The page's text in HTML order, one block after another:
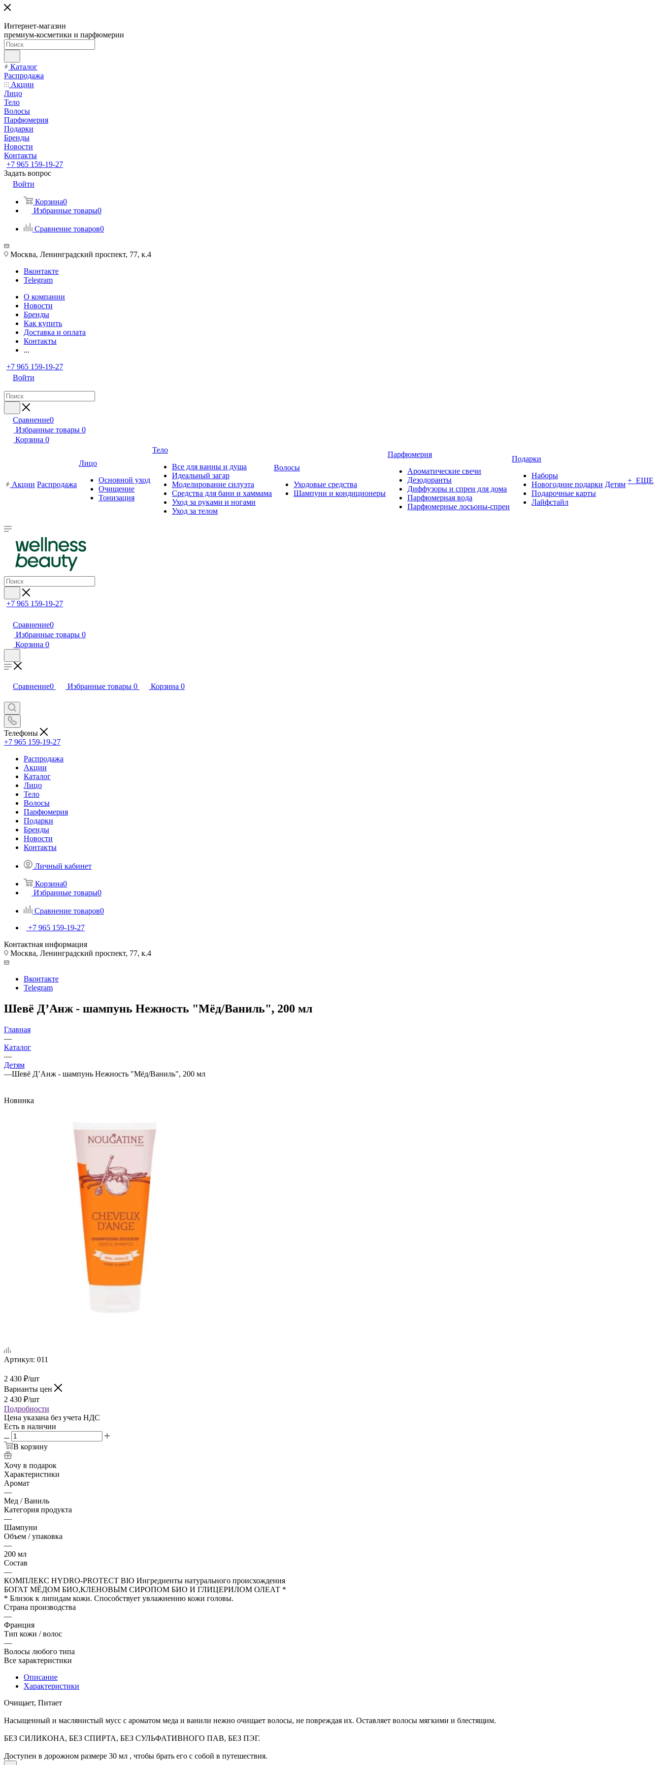
Интернет-магазин
премиум-косметики и парфюмерии
Каталог
Распродажа
Акции
Лицо
Тело
Волосы
Парфюмерия
Подарки
Бренды
Новости
Контакты
+7 965 159-19-27
Задать вопрос
Войти
Корзина0
Избранные товары0
Сравнение товаров0
Москва, Ленинградский проспект, 77, к.4
Вконтакте
Telegram
О компании
Новости
Бренды
Как купить
Доставка и оплата
Контакты
...
+7 965 159-19-27
Войти
Сравнение0
Избранные товары 0
Корзина 0
Акции Распродажа
Лицо
Основной уход
Очищение
Тонизация
Тело
Все для ванны и душа
Идеальный загар
Моделирование силуэта
Средства для бани и хаммама
Уход за руками и ногами
Уход за телом
Волосы
Уходовые средства
Шампуни и кондиционеры
Парфюмерия
Ароматические свечи
Дезодоранты
Диффузоры и спреи для дома
Парфюмерная вода
Парфюмерные лосьоны-спреи
Подарки
Наборы
Новогодние подарки
Подарочные карты
Лайфстайл
Детям + ЕЩЕ
+7 965 159-19-27
Сравнение0
Избранные товары 0
Корзина 0
Сравнение0 Избранные товары 0 Корзина 0
Телефоны
+7 965 159-19-27
Распродажа
Акции
Каталог
Лицо
Тело
Волосы
Парфюмерия
Подарки
Бренды
Новости
Контакты
Личный кабинет
Корзина0
Избранные товары0
Сравнение товаров0
+7 965 159-19-27
Контактная информация
Москва, Ленинградский проспект, 77, к.4
Вконтакте
Telegram
Шевё Д’Анж - шампунь Нежность "Мёд/Ваниль", 200 мл
Главная
—
Каталог
—
Детям
—Шевё Д’Анж - шампунь Нежность "Мёд/Ваниль", 200 мл
Новинка
Артикул: 011
2 430 ₽/шт
Варианты цен
2 430 ₽/шт
Подробности
Цена указана без учета НДС
Есть в наличии
В корзину
Хочу в подарок
Характеристики
Аромат
—
Мед / Ваниль
Категория продукта
—
Шампуни
Объем / упаковка
—
200 мл
Состав
—
КОМПЛЕКС HYDRO-PROTECT BIO Ингредиенты натурального происхождения
БОГАТ МЁДОМ БИО,КЛЕНОВЫМ СИРОПОМ БИО И ГЛИЦЕРИЛОМ ОЛЕАТ *
* Близок к липидам кожи. Способствует увлажнению кожи головы.
Страна производства
—
Франция
Тип кожи / волос
—
Волосы любого типа
Все характеристики
Описание
Характеристики
Очищает, Питает
Насыщенный и маслянистый мусс с ароматом меда и ванили нежно очищает волосы, не повреждая их. Оставляет волосы мягкими и блестящим.
БЕЗ СИЛИКОНА, БЕЗ СПИРТА, БЕЗ СУЛЬФАТИВНОГО ПАВ, БЕЗ ПЭГ.
Доступен в дорожном размере 30 мл , чтобы брать его с собой в путешествия.